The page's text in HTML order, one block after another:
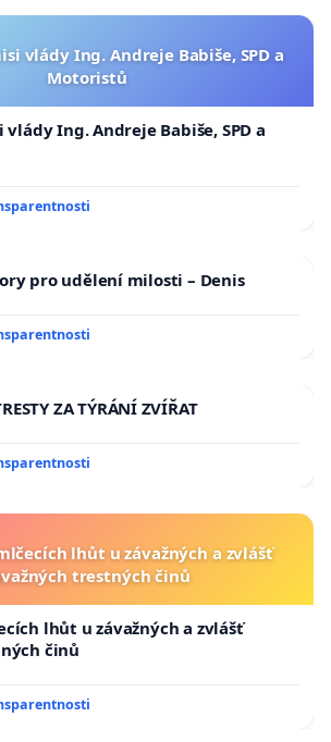
vlády Ing. Andreje Babiše, SPD a
Motoristů
vlády Ing. Andreje Babiše, SPD a
pro udělení milosti – Denis
ZA TÝRÁNÍ ZVÍŘAT
lhůt u závažných a zvlášť
trestných činů
lhůt u závažných a zvlášť
činů